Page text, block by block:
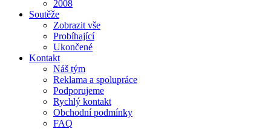
2008
Soutěže
Zobrazit vše
Probíhající
Ukončené
Kontakt
Náš tým
Reklama a spolupráce
Podporujeme
Rychlý kontakt
Obchodní podmínky
FAQ